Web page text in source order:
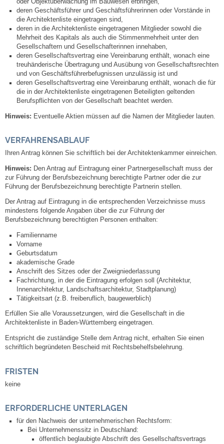
Leben
Bauen & Wohnen
NETZMonitor
Bodenrichtwerte
Bebauungspläne
Fortschreibung Flächennutzungsplan
Förderprogramm Balkonkraftwerk
Kommunale Wärmeplanung
Notruf
Betreuung & Bildung
Schulen
Kindergärten
Kirchen & Religionen
Evangelische Kirchengemeinde
Katholische Kirchengemeinde
oder Objektüberwachung im Bauwesen erbringen,
deren Geschäftsführer und Geschäftsführerinnen oder Vorstände in
die Architektenliste eingetragen sind,
deren in die Architektenliste eingetragenen Mitglieder sowohl die
Mehrheit des Kapitals als auch die Stimmenmehrheit unter den
Gesellschaftern und Gesellschafterinnen innehaben,
deren Gesellschaftsvertrag eine Vereinbarung enthält, wonach eine
treuhänderische Übertragung und Ausübung von Gesellschaftsrechten
und von Geschäftsführerbefugnissen unzulässig ist und
deren Gesellschaftsvertrag eine Vereinbarung enthält, wonach die für
die in der Architektenliste eingetragenen Beteiligten geltenden
Berufspflichten von der Gesellschaft beachtet werden.
Hinweis: Eventuelle Aktien müssen auf die Namen der Mitglieder lauten.
VERFAHRENSABLAUF
Ihren Antrag können Sie schriftlich bei der Architektenkammer einreichen.
Hinweis: Den Antrag auf Eintragung einer Partnergesellschaft muss der
zur Führung der Berufsbezeichnung berechtigte Partner oder die zur
Führung der Berufsbezeichnung berechtigte Partnerin stellen.
Der Antrag auf Eintragung in die entsprechenden Verzeichnisse muss
mindestens folgende Angaben über die zur Führung der
Berufsbezeichnung berechtigten Personen enthalten:
Familienname
Vorname
Geburtsdatum
akademische Grade
Anschrift des Sitzes oder der Zweigniederlassung
Fachrichtung, in der die Eintragung erfolgen soll (Architektur,
Innenarchitektur, Landschaftsarchitektur, Stadtplanung)
Tätigkeitsart (z.B. freiberuflich, baugewerblich)
Erfüllen Sie alle Voraussetzungen, wird die Gesellschaft in die
Architektenliste in Baden-Württemberg eingetragen.
Entspricht die zuständige Stelle dem Antrag nicht, erhalten Sie einen
schriftlich begründeten Bescheid mit Rechtsbehelfsbelehrung.
FRISTEN
keine
ERFORDERLICHE UNTERLAGEN
für den Nachweis der unternehmerischen Rechtsform:
Bei Unternehmenssitz in Deutschland:
öffentlich beglaubigte Abschrift des Gesellschaftsvertrags